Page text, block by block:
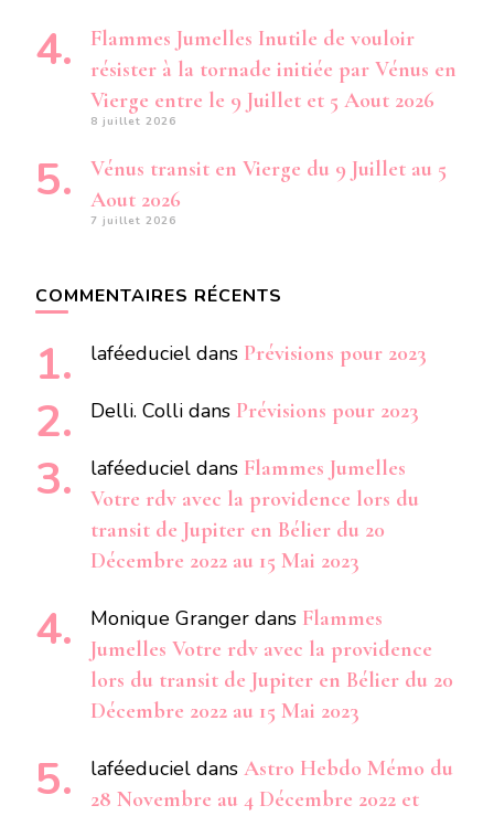
Flammes Jumelles Inutile de vouloir
résister à la tornade initiée par Vénus en
Vierge entre le 9 Juillet et 5 Aout 2026
8 juillet 2026
Vénus transit en Vierge du 9 Juillet au 5
Aout 2026
7 juillet 2026
COMMENTAIRES RÉCENTS
laféeduciel dans Prévisions pour 2023
Delli. Colli dans Prévisions pour 2023
laféeduciel dans Flammes Jumelles
Votre rdv avec la providence lors du
transit de Jupiter en Bélier du 20
Décembre 2022 au 15 Mai 2023
Monique Granger dans Flammes
Jumelles Votre rdv avec la providence
lors du transit de Jupiter en Bélier du 20
Décembre 2022 au 15 Mai 2023
laféeduciel dans Astro Hebdo Mémo du
28 Novembre au 4 Décembre 2022 et